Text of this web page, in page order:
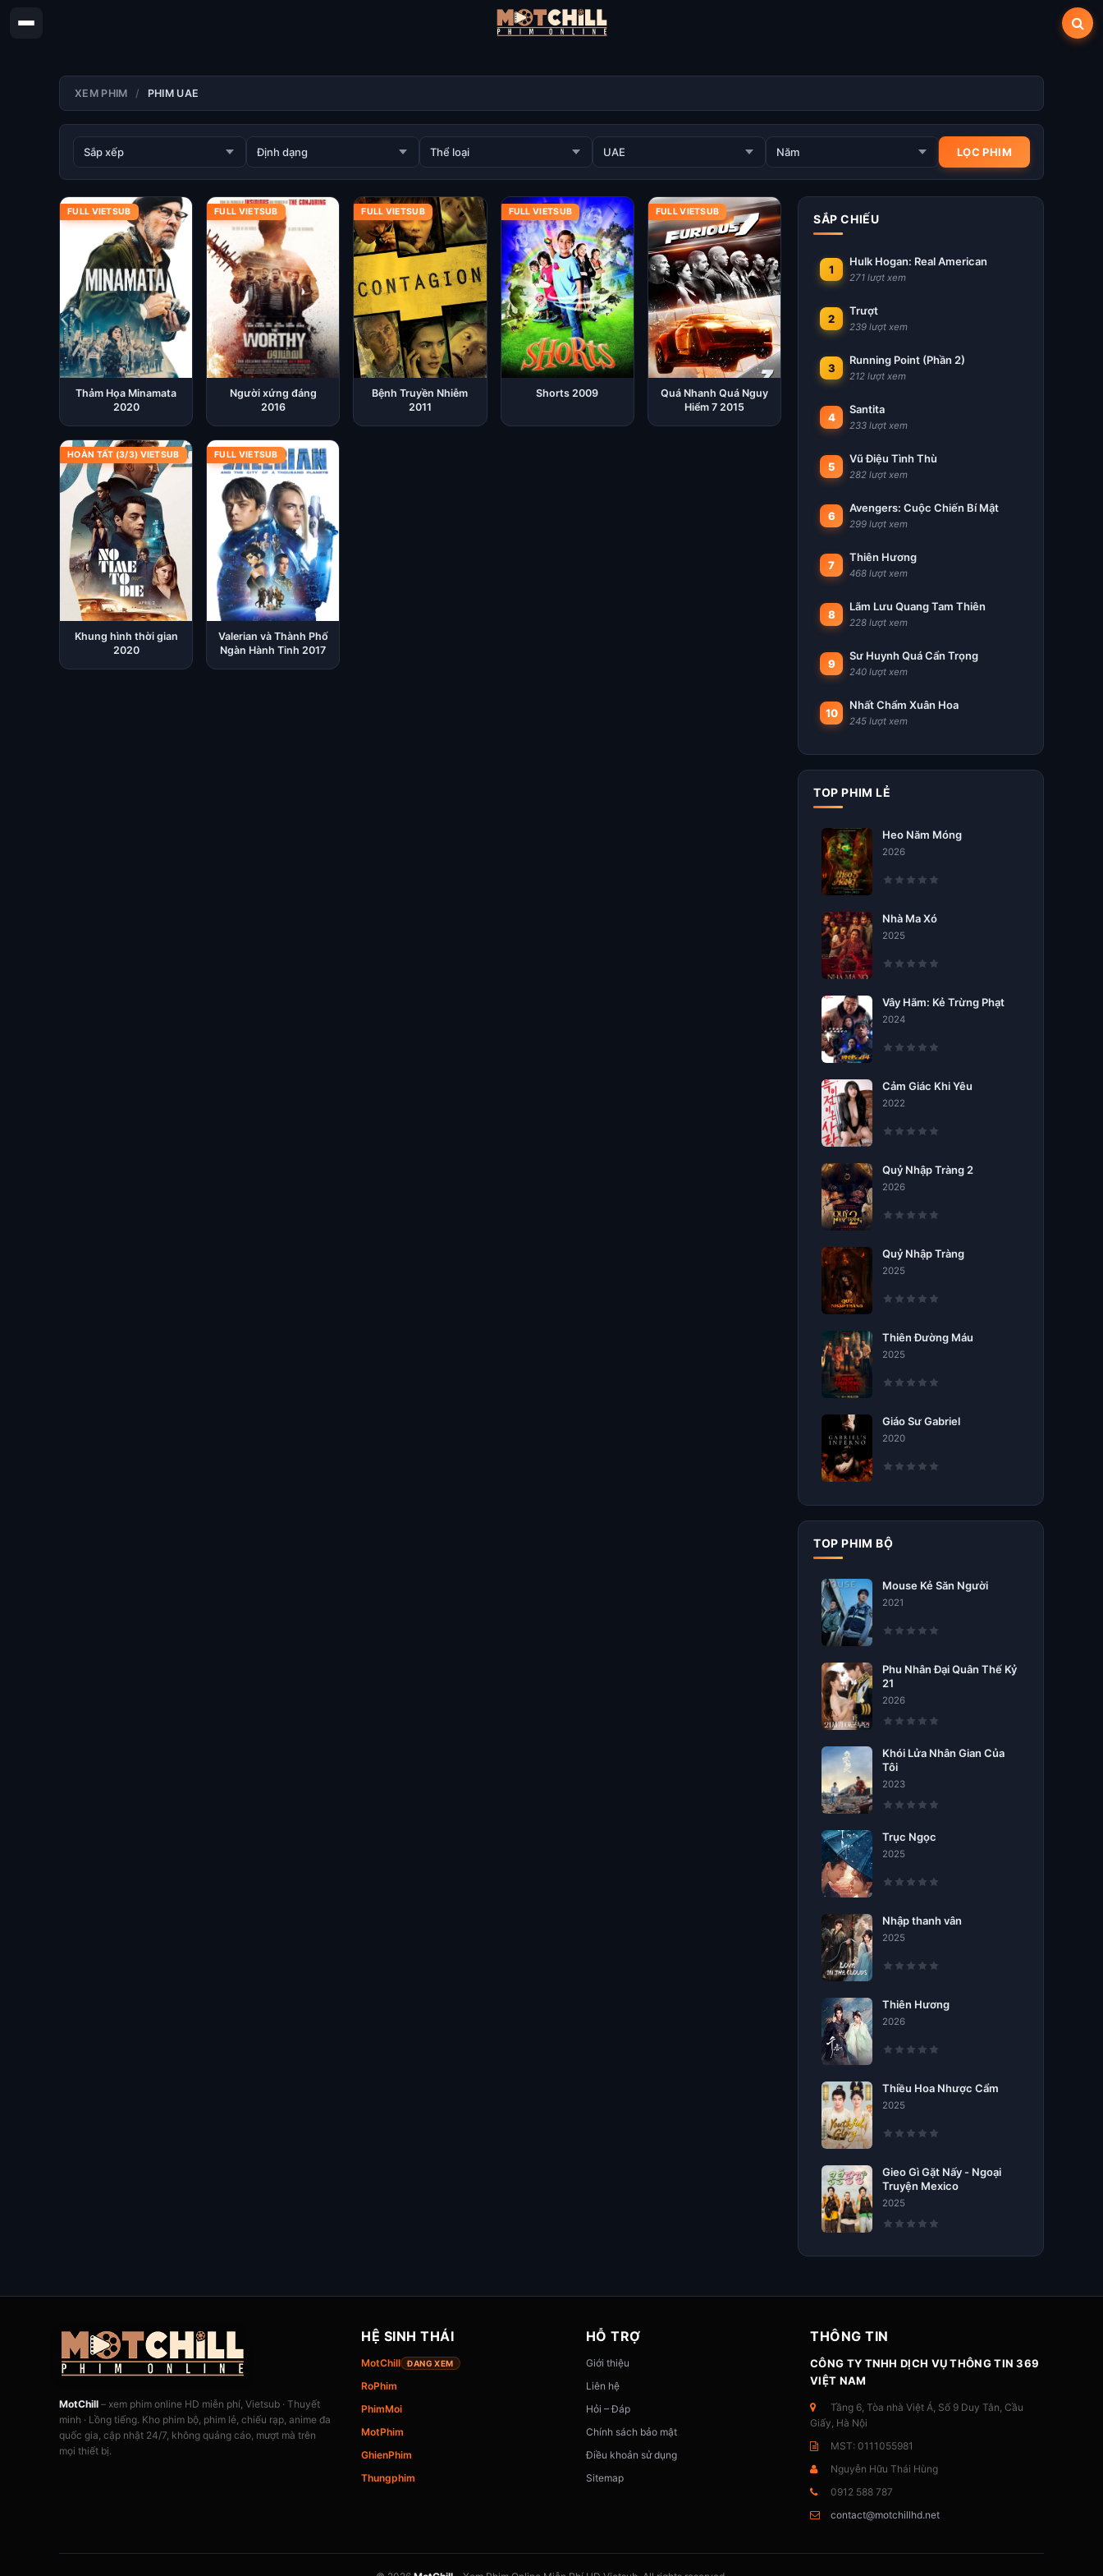
XEM PHIM PHIM UAE
FULL VIETSUB
Thảm Họa Minamata
2020
FULL VIETSUB
Người xứng đáng
2016
FULL VIETSUB
Bệnh Truyền Nhiễm
2011
FULL VIETSUB
Shorts 2009
FULL VIETSUB
Quá Nhanh Quá Nguy
Hiểm 7 2015
HOÀN TẤT (3/3) VIETSUB
Khung hình thời gian
2020
FULL VIETSUB
Valerian và Thành Phố
Ngàn Hành Tinh 2017
SẮP CHIẾU
1
Hulk Hogan: Real American
271 lượt xem
2
Trượt
239 lượt xem
3
Running Point (Phần 2)
212 lượt xem
4
Santita
233 lượt xem
5
Vũ Điệu Tình Thù
282 lượt xem
6
Avengers: Cuộc Chiến Bí Mật
299 lượt xem
7
Thiên Hương
468 lượt xem
8
Lãm Lưu Quang Tam Thiên
228 lượt xem
9
Sư Huynh Quá Cẩn Trọng
240 lượt xem
10
Nhất Chẩm Xuân Hoa
245 lượt xem
TOP PHIM LẺ
Heo Năm Móng
2026
Nhà Ma Xó
2025
Vây Hãm: Kẻ Trừng Phạt
2024
Cảm Giác Khi Yêu
2022
Quỷ Nhập Tràng 2
2026
Quỷ Nhập Tràng
2025
Thiên Đường Máu
2025
Giáo Sư Gabriel
2020
TOP PHIM BỘ
Mouse Kẻ Săn Người
2021
Phu Nhân Đại Quân Thế Kỷ
21
2026
Khói Lửa Nhân Gian Của
Tôi
2023
Trục Ngọc
2025
Nhập thanh vân
2025
Thiên Hương
2026
Thiều Hoa Nhược Cẩm
2025
Gieo Gì Gặt Nấy - Ngoại
Truyện Mexico
2025
MotChill – xem phim online HD miễn phí, Vietsub · Thuyết
minh · Lồng tiếng. Kho phim bộ, phim lẻ, chiếu rạp, anime đa
quốc gia, cập nhật 24/7, không quảng cáo, mượt mà trên
mọi thiết bị.
HỆ SINH THÁI
MotChill ĐANG XEM
RoPhim
PhimMoi
MotPhim
GhienPhim
Thungphim
HỖ TRỢ
Giới thiệu
Liên hệ
Hỏi – Đáp
Chính sách bảo mật
Điều khoản sử dụng
Sitemap
THÔNG TIN
CÔNG TY TNHH DỊCH VỤ THÔNG TIN 369
VIỆT NAM
Tầng 6, Tòa nhà Việt Á, Số 9 Duy Tân, Cầu
Giấy, Hà Nội
MST: 0111055981
Nguyễn Hữu Thái Hùng
0912 588 787
contact@motchillhd.net